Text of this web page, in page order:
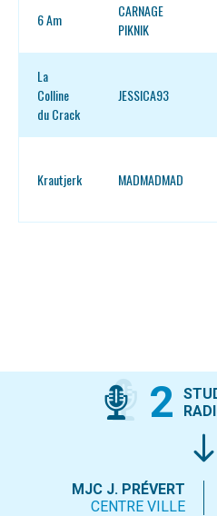
6 Am
CARNAGE
PIKNIK
La
Colline
du Crack
JESSICA93
Krautjerk MADMADMAD
2
MJC J. PRÉVERT
CENTRE VILLE